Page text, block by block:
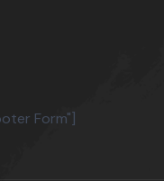
Form"]